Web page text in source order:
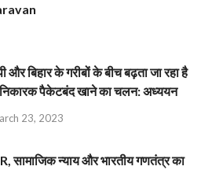
और बिहार के गरीबों के बीच बढ़ता जा रहा है
पैकेटबंद खाने का चलन: अध्ययन
23, 2023
सामाजिक न्याय और भारतीय गणतंत्र का